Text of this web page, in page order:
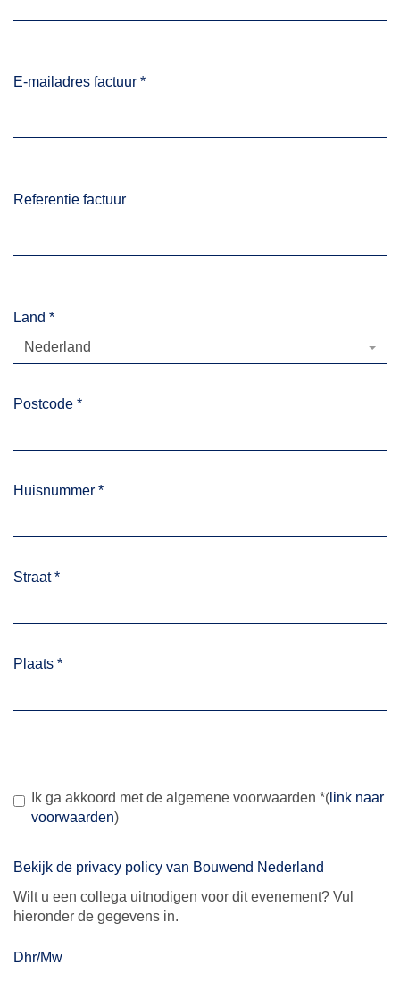
E-mailadres factuur *
Referentie factuur
Land *
Nederland
Postcode *
Huisnummer *
Straat*
Plaats *
Ik ga akkoord met de algemene voorwaarden *( link naar
voorwaarden)
Bekijk de privacy policy van Bouwend Nederland
Wilt u een collega uitnodigen voor dit evenement? Vul
hieronder de gegevens in.
Dhr/Mw